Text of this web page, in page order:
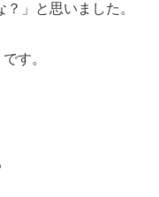
」と思いました。
す。